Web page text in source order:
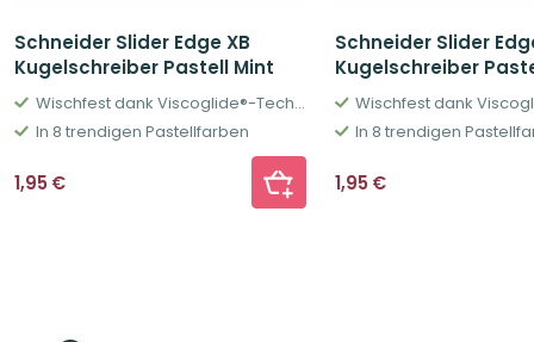
Schneider Slider Edge XB
Kugelschreiber Pastell Mint
Wischfest dank Viscoglide®-Technologie
In 8 trendigen Pastellfarben
1,95 €
Schneider Slider
Kugelschreiber
In 8 trendigen
1,95 €